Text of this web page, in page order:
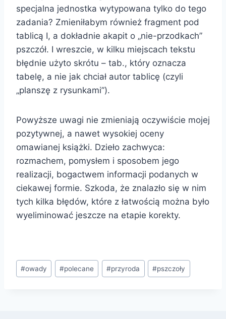
specjalna jednostka wytypowana tylko do tego
zadania? Zmieniłabym również fragment pod
tablicą I, a dokładnie akapit o „nie-przodkach”
pszczół. I wreszcie, w kilku miejscach tekstu
błędnie użyto skrótu – tab., który oznacza
tabelę, a nie jak chciał autor tablicę (czyli
„planszę z rysunkami”).
Powyższe uwagi nie zmieniają oczywiście mojej
pozytywnej, a nawet wysokiej oceny
omawianej książki. Dzieło zachwyca:
rozmachem, pomysłem i sposobem jego
realizacji, bogactwem informacji podanych w
ciekawej formie. Szkoda, że znalazło się w nim
tych kilka błędów, które z łatwością można było
wyeliminować jeszcze na etapie korekty.
Tagi
wpisu:
#owady #polecane #przyroda #pszczoły